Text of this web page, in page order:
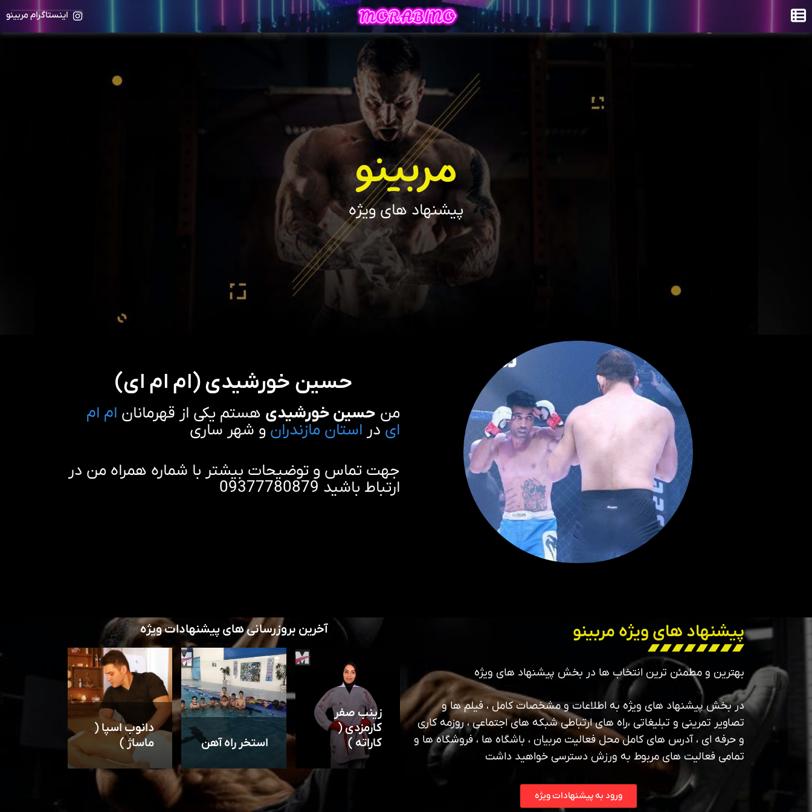
اینستاگرام مربینو
مربینو
پیشنهاد های ویژه
حسین خورشیدی (ام ام‌ ای)
من حسین خورشیدی هستم یکی از قهرمانان ام ام‌
ای در استان مازندران و شهر ساری
جهت تماس و توضیحات بیشتر با شماره همراه من در
ارتباط باشید 09377780879
پیشنهاد های ویژه مربینو
بهترین و مطمئن ترین انتخاب ها در بخش پیشنهاد های ویژه
در بخش پیشنهاد های ویژه به اطلاعات و مشخصات کامل ، فیلم ها و
تصاویر تمرینی و تبلیغاتی ،راه های ارتباطی شبکه های اجتماعی ، روزمه کاری
و حرفه ای ، آدرس های کامل محل فعالیت مربیان ، باشگاه ها ، فروشگاه ها و
تمامی فعالیت های مربوط به ورزش دسترسی خواهید داشت
ورود به پیشنهادات ویژه
آخرین بروزرسانی های پیشنهادات ویژه
زینب صفر
کارمزدی (
کاراته )
استخر راه آهن
دانوب اسپا (
ماساژ )